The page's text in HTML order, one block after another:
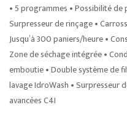
• 5 programmes • Possibilité
Surpresseur de rinçage •
Jusqu’à 300 paniers/heure •
Zone de séchage intégrée •
emboutie • Double système de
lavage IdroWash • Surpresseur
avancées C4I